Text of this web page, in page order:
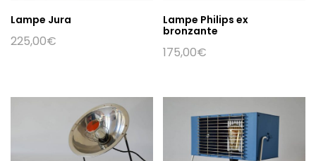
Lampe Jura
225,00€
Lampe Philips ex
bronzante
175,00€